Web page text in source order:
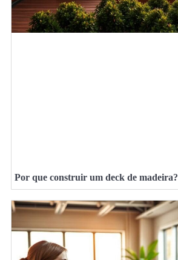
Por que construir um deck de madeira?